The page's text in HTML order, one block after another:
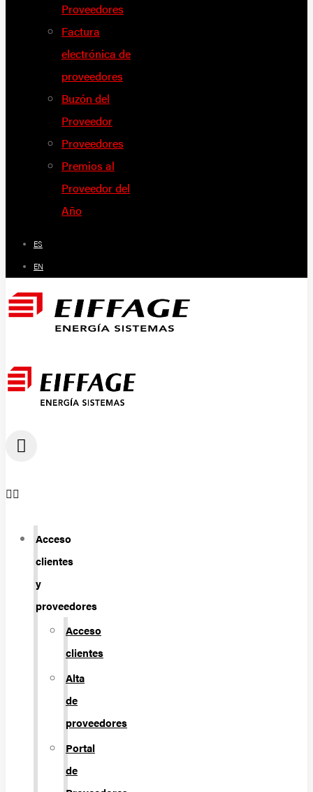
Proveedores
Factura
electrónica de
proveedores
Buzón del
Proveedor
Proveedores
Premios al
Proveedor del
Año
ES
EN
Acceso
clientes
y
proveedores
Acceso
clientes
Alta
de
proveedores
Portal
de